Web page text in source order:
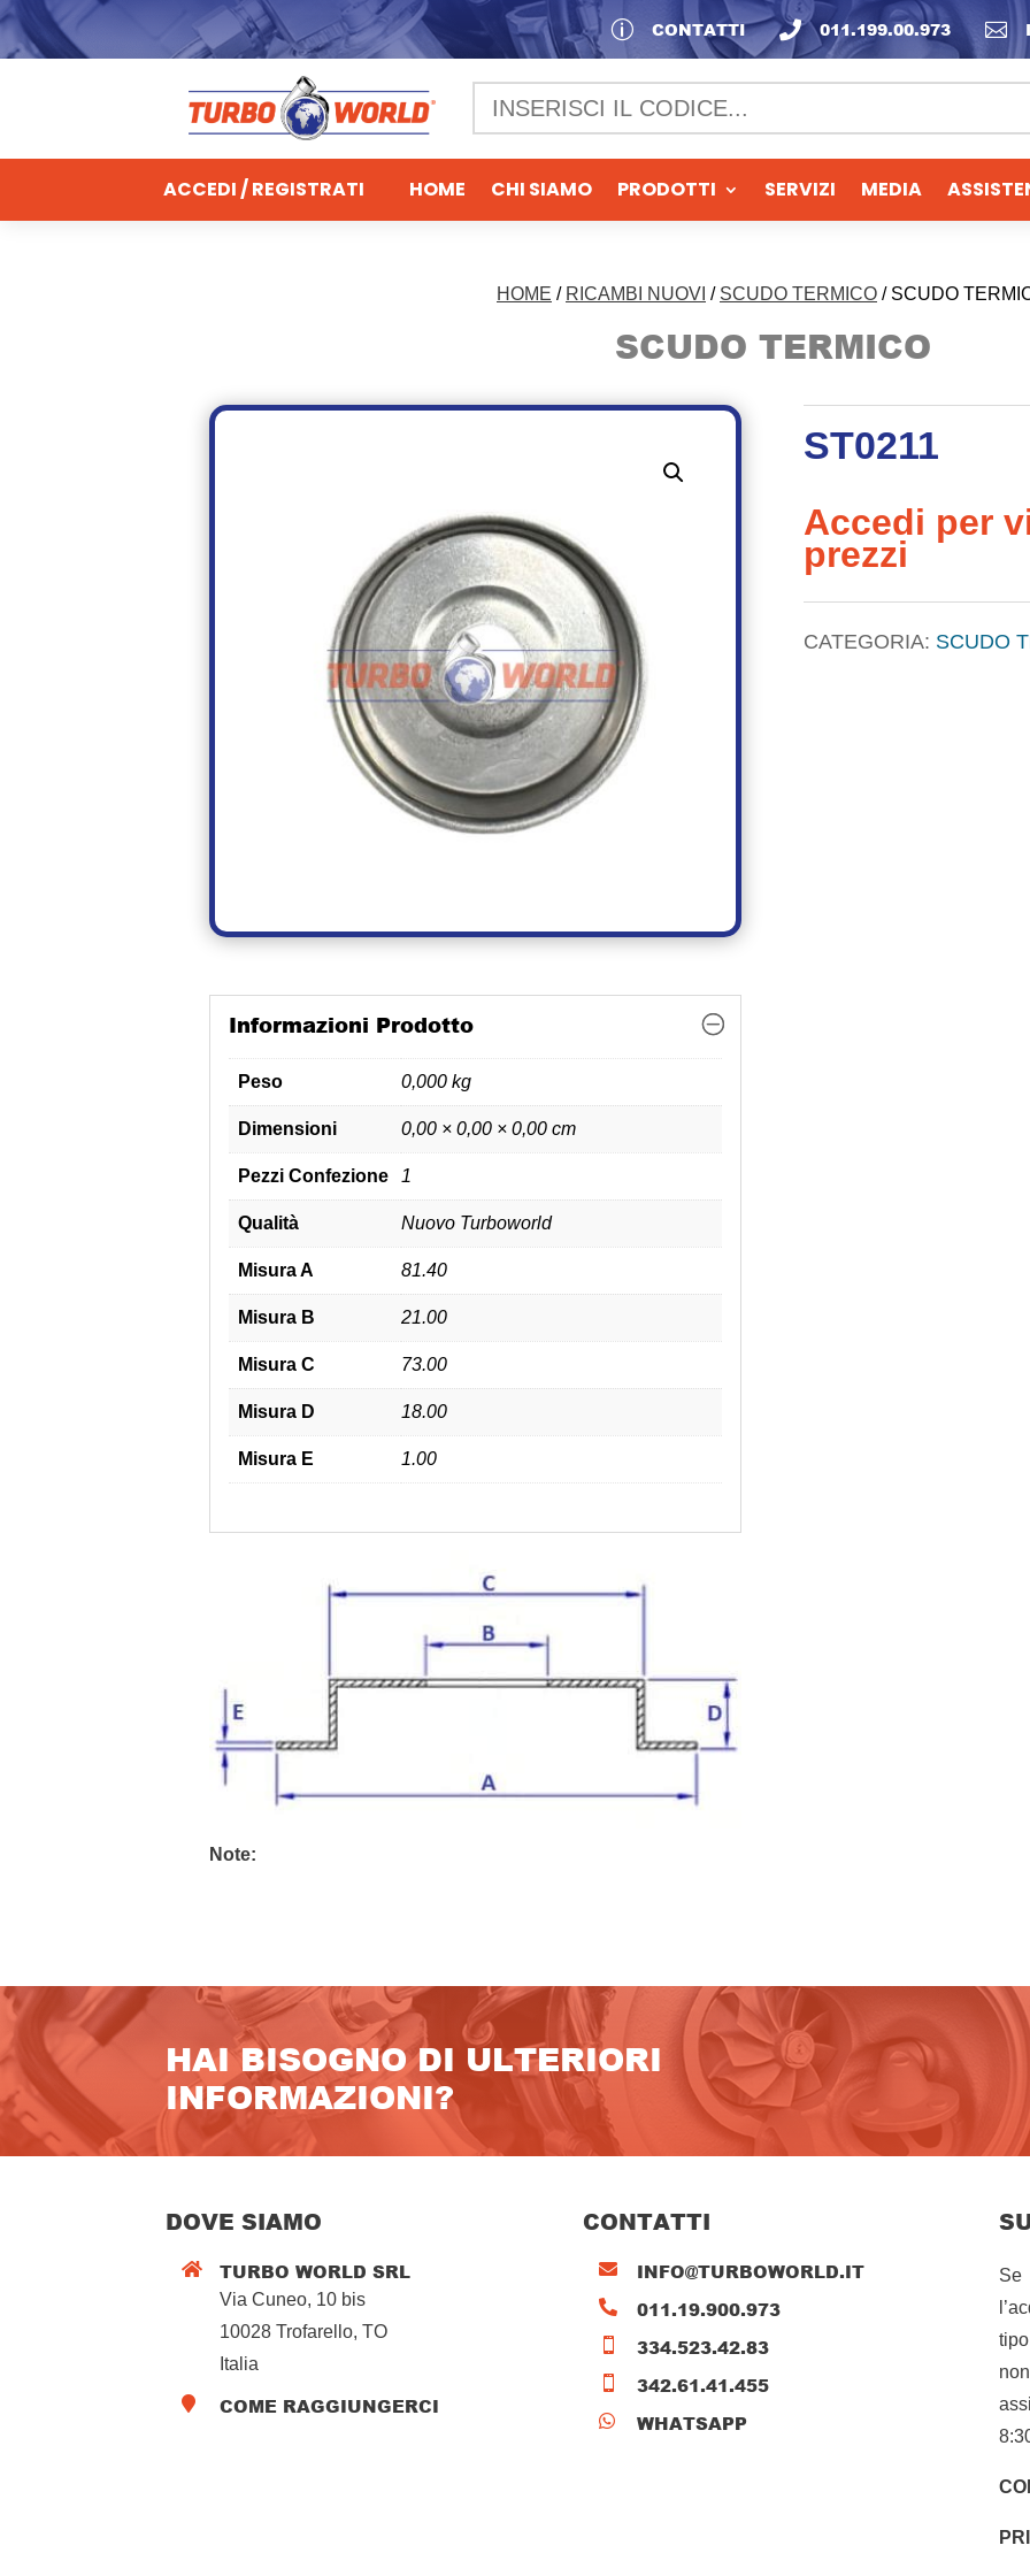

 011.199.00.973
p CONTATTI
ACCEDI / REGISTRATI HOME CHI SIAMO PRODOTTI SERVIZI MEDIA
HOME / RICAMBI NUOVI / SCUDO TERMICO / SCUDO
SCUDO TERMICO
Informazioni Prodotto
Peso 0,000 kg
Dimensioni 0,00 × 0,00 × 0,00 cm
Pezzi Confezione 1
Qualità Nuovo Turboworld
Misura A 81.40
Misura B 21.00
Misura C 73.00
Misura D 18.00
Misura E 1.00
Note:
ST0211
Accedi per
prezzi
CATEGORIA: SCUDO
HAI BISOGNO DI ULTERIORI
INFORMAZIONI?
DOVE SIAMO
 TURBO WORLD SRL
Via Cuneo, 10 bis
10028 Trofarello, TO
Italia
 COME RAGGIUNGERCI
CONTATTI
 INFO@TURBOWORLD.IT
 011.19.900.973
 334.523.42.83
 342.61.41.455
 WHATSAPP
Se